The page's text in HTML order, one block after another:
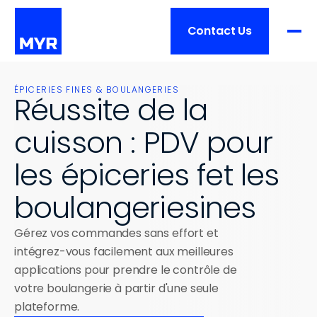
ÉPICERIES FINES & BOULANGERIES
Réussite de la
cuisson : PDV pour
les épiceries fet les
boulangeriesines
Gérez vos commandes sans effort et
intégrez-vous facilement aux meilleures
applications pour prendre le contrôle de
votre boulangerie à partir d'une seule
plateforme.
Contact Us
FONCTIONNALITÉS
Aperçu
Traitement de commande
Gestion de restaurant
Intégrations
Matériel
TAILLE DE L'ENTREPRISE
Aperçu
Formation
Mise en place
Services
Clients
Liste des clients
Histoires de réussite
Ressources